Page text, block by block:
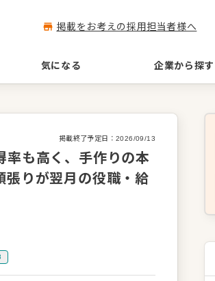
掲載をお考えの採用担当者様へ
気になる 企業から探す
掲載終了予定日： 2026/09/13
率も高く、手作りの本
張りが翌月の役職・給